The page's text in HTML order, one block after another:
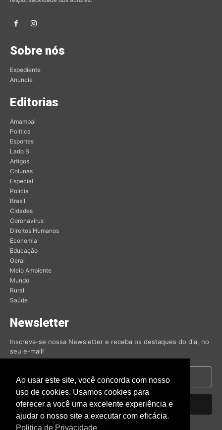
Sobre nós
Expediente
Anuncie
Editorias
Amambai
Política
Esportes
Lado B
Artigos
Colunas
Especial
Policia
Brasil
Cidades
Coronavírus
Direitos Humanos
Economia
Educação
Geral
Meio Ambiente
Mundo
Rural
Saúde
Newsletter
Inscreva-se nossa Newsletter e receba os destaques do dia, no
seu e-mail!
Inscrever-se
Nós respeitamos sua privacidade.
Ao usar este site, você concorda com nosso
uso de cookies. Usamos cookies para
oferecer a você uma excelente experiência e
ajudar o nosso site a executar com eficácia.
Politica de Privacidade